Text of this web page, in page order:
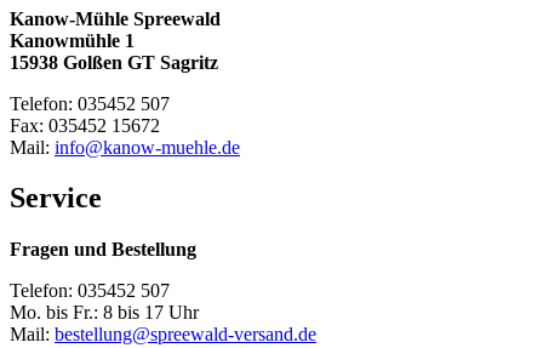
Kanow-Mühle Spreewald
Kanowmühle 1
15938 Golßen GT Sagritz
Telefon: 035452 507
Fax: 035452 15672
Mail: info@kanow-muehle.de
Service
Fragen und Bestellung
Telefon: 035452 507
Mo. bis Fr.: 8 bis 17 Uhr
Mail: bestellung@spreewald-versand.de